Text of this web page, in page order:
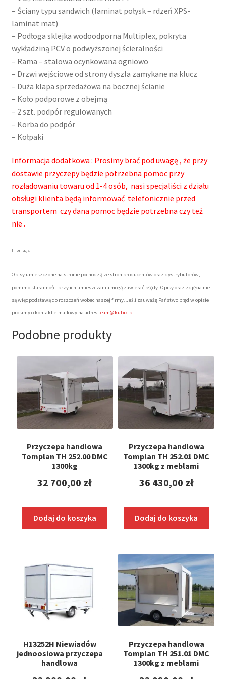
– Ściany typu sandwich (laminat połysk – rdzeń XPS-
laminat mat)
– Podłoga sklejka wodoodporna Multiplex, pokryta
wykładziną PCV o podwyższonej ścieralności
– Rama – stalowa ocynkowana ogniowo
– Drzwi wejściowe od strony dyszla zamykane na klucz
– Duża klapa sprzedażowa na bocznej ścianie
– Koło podporowe z obejmą
– 2 szt. podpór regulowanych
– Korba do podpór
– Kołpaki
Informacja dodatkowa : Prosimy brać pod uwagę , że przy
dostawie przyczepy będzie potrzebna pomoc przy
rozładowaniu towaru od 1-4 osób, nasi specjaliści z działu
obsługi klienta będą informować telefonicznie przed
transportem czy dana pomoc będzie potrzebna czy też
nie .
Informacja:
Opisy umieszczone na stronie pochodzą ze stron producentów oraz dystrybutorów,
pomimo staranności przy ich umieszczaniu mogą zawierać błędy. Opisy oraz zdjęcia nie
są więc podstawą do roszczeń wobec naszej firmy. Jeśli zauważą Państwo błąd w opisie
prosimy o kontakt e-mailowy na adresteam@kubix.pl
Podobne produkty
Przyczepa handlowa
Tomplan TH 252.00 DMC
1300kg
32 700,00 zł
Dodaj do koszyka
Przyczepa handlowa
Tomplan TH 252.01 DMC
1300kg z meblami
36 430,00 zł
Dodaj do koszyka
H13252H Niewiadów
jednoosiowa przyczepa
handlowa
Przyczepa handlowa
Tomplan TH 251.01 DMC
1300kg z meblami